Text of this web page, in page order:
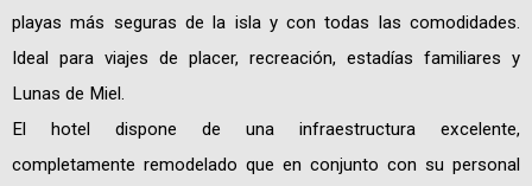
playas más seguras de la isla y con todas las comodidades.
Ideal para viajes de placer, recreación, estadías familiares y
Lunas de Miel.
El hotel dispone de una infraestructura excelente,
completamente remodelado que en conjunto con su personal